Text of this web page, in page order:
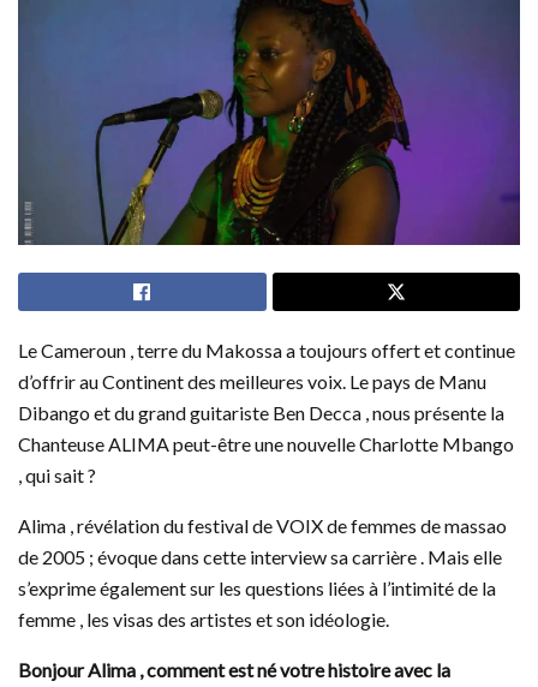
Le Cameroun , terre du Makossa a toujours offert et continue
d’offrir au Continent des meilleures voix. Le pays de Manu
Dibango et du grand guitariste Ben Decca , nous présente la
Chanteuse ALIMA peut-être une nouvelle Charlotte Mbango
, qui sait ?
Alima , révélation du festival de VOIX de femmes de massao
de 2005 ; évoque dans cette interview sa carrière . Mais elle
s’exprime également sur les questions liées à l’intimité de la
femme , les visas des artistes et son idéologie.
Bonjour Alima , comment est né votre histoire avec la